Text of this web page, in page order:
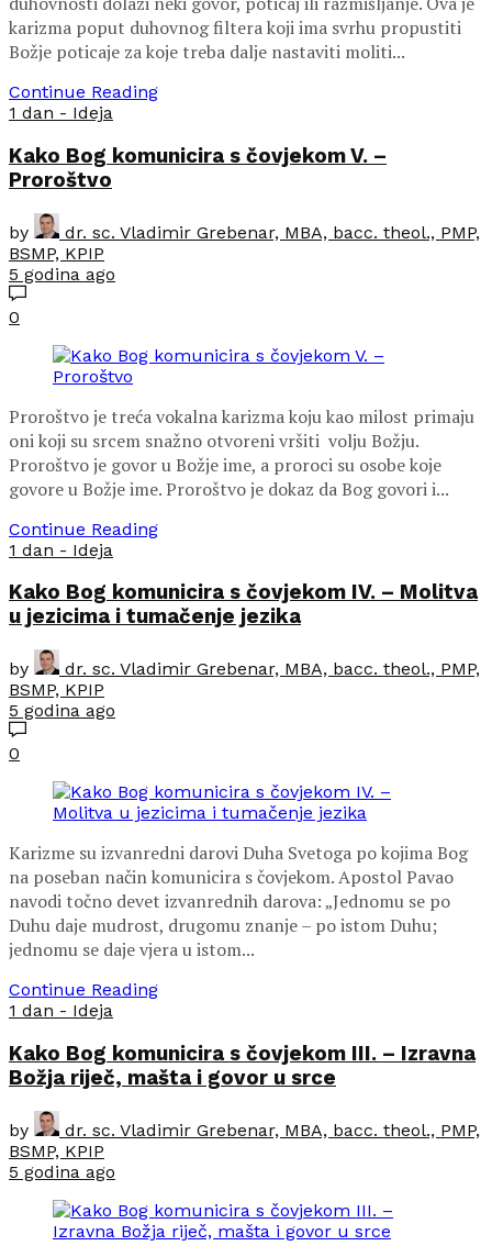
karizma poput duhovnog filtera koji ima svrhu propustiti
Božje poticaje za koje treba dalje nastaviti moliti...
Continue Reading
1 dan - Ideja
Kako Bog komunicira s čovjekom V. –
Proroštvo
by
dr. sc. Vladimir Grebenar, MBA, bacc. theol., PMP,
BSMP, KPIP
5 godina ago
0
Proroštvo je treća vokalna karizma koju kao milost primaju
oni koji su srcem snažno otvoreni vršiti volju Božju.
Proroštvo je govor u Božje ime, a proroci su osobe koje
govore u Božje ime. Proroštvo je dokaz da Bog govori i...
Continue Reading
1 dan - Ideja
Kako Bog komunicira s čovjekom IV. – Molitva
u jezicima i tumačenje jezika
by
dr. sc. Vladimir Grebenar, MBA, bacc. theol., PMP,
BSMP, KPIP
5 godina ago
0
Karizme su izvanredni darovi Duha Svetoga po kojima Bog
na poseban način komunicira s čovjekom. Apostol Pavao
navodi točno devet izvanrednih darova: „Jednomu se po
Duhu daje mudrost, drugomu znanje – po istom Duhu;
jednomu se daje vjera u istom...
Continue Reading
1 dan - Ideja
Kako Bog komunicira s čovjekom III. – Izravna
Božja riječ, mašta i govor u srce
by
dr. sc. Vladimir Grebenar, MBA, bacc. theol., PMP,
BSMP, KPIP
5 godina ago